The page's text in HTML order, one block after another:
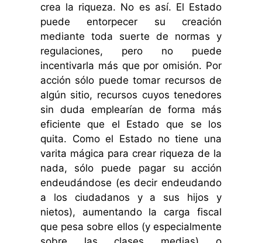
crea la riqueza. No es así. El Estado
puede entorpecer su creación
mediante toda suerte de normas y
regulaciones, pero no puede
incentivarla más que por omisión. Por
acción sólo puede tomar recursos de
algún sitio, recursos cuyos tenedores
sin duda emplearían de forma más
eficiente que el Estado que se los
quita. Como el Estado no tiene una
varita mágica para crear riqueza de la
nada, sólo puede pagar su acción
endeudándose (es decir endeudando
a los ciudadanos y a sus hijos y
nietos), aumentando la carga fiscal
que pesa sobre ellos (y especialmente